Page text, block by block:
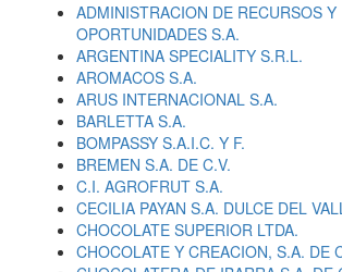
ADMINISTRACION DE RECURSOS Y
OPORTUNIDADES S.A.
ARGENTINA SPECIALITY S.R.L.
AROMACOS S.A.
ARUS INTERNACIONAL S.A.
BARLETTA S.A.
BOMPASSY S.A.I.C. Y F.
BREMEN S.A. DE C.V.
C.I. AGROFRUT S.A.
CECILIA PAYAN S.A. DULCE DEL
CHOCOLATE SUPERIOR LTDA.
CHOCOLATE Y CREACION, S.A. DE